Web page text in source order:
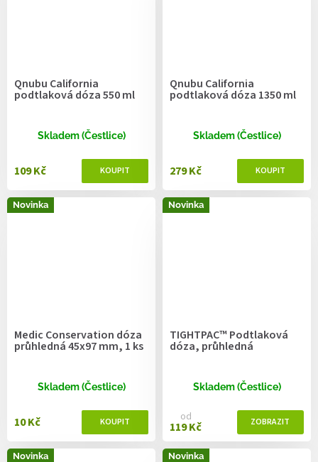
Qnubu California
podtlaková dóza 550 ml
Skladem (Čestlice)
109 Kč
Qnubu California
podtlaková dóza 1350 ml
Skladem (Čestlice)
279 Kč
Novinka
Medic Conservation dóza
průhledná 45x97 mm, 1 ks
Skladem (Čestlice)
10 Kč
Novinka
TIGHTPAC™ Podtlaková
dóza, průhledná
Skladem (Čestlice)
od
119 Kč
Novinka Novinka